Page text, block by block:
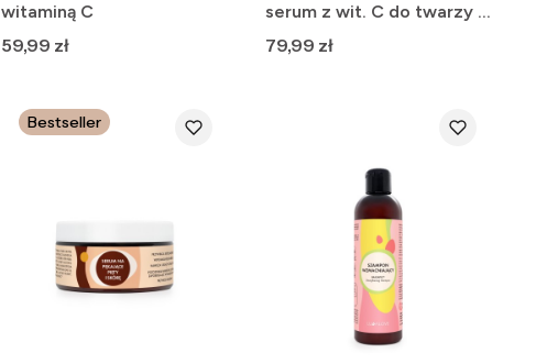
witaminą C
Cena
59,99 zł
serum z wit. C do twarzy -
30 ml
Cena
79,99 zł
Bestseller